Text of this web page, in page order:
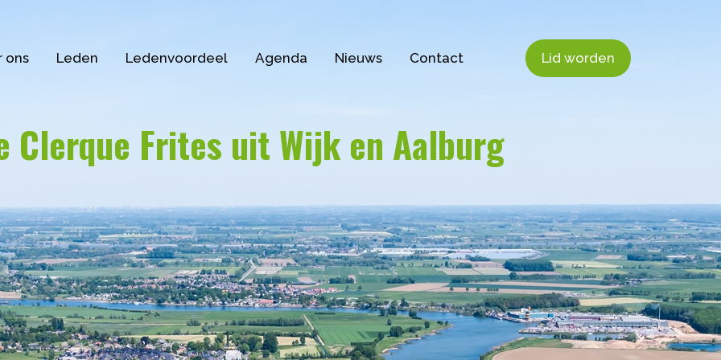
ons Leden Ledenvoordeel Agenda Nieuws Contact Lid worden
Clerque Frites uit Wijk en Aalburg